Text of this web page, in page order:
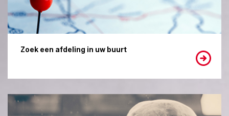
Zoek een afdeling in uw buurt